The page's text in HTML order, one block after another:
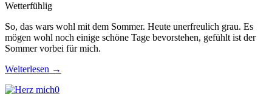
Wetterfühlig
So, das wars wohl mit dem Sommer. Heute unerfreulich grau. Es
mögen wohl noch einige schöne Tage bevorstehen, gefühlt ist der
Sommer vorbei für mich.
Weiterlesen →
0